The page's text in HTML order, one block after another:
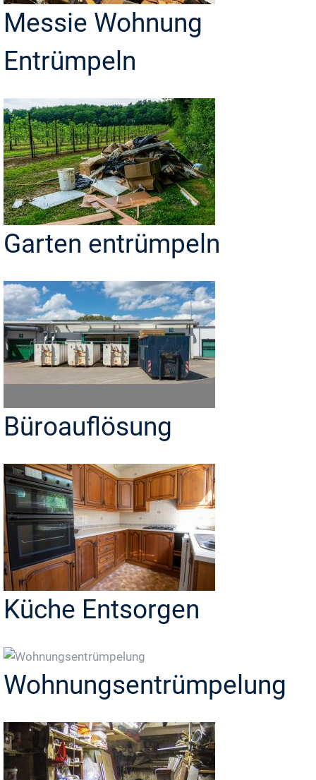
Messie Wohnung
Entrümpeln
Garten entrümpeln
Büroauflösung
Küche Entsorgen
Wohnungsentrümpelung